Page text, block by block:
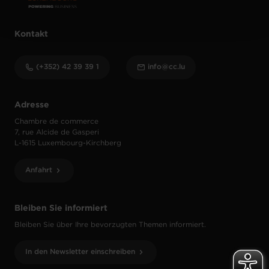
protection des données personnelles
Bleiben Sie informiert
Bleiben Sie über Ihre bevorzugten Themen informiert.
In den Newsletter einschreiben
Adresse
Chambre de commerce
7, rue Alcide de Gasperi
L-1615 Luxembourg-Kirchberg
Anfahrt
Kontakt
(+352) 42 39 39 1 info@cc.lu